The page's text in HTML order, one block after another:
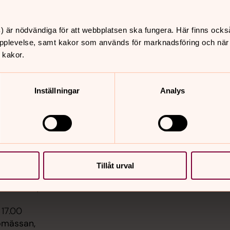
är nödvändiga för att webbplatsen ska fungera. Här finns
samt kakor som används för marknadsföring och
Inställningar Analys
Tillåt urval
Säve kyrka
Backa kyrka